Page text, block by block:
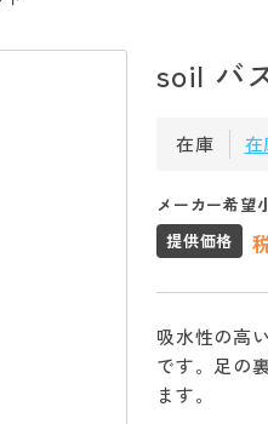
soil バ
在庫
メーカー希望
提供価格
吸水性の高
です。足の
ます。